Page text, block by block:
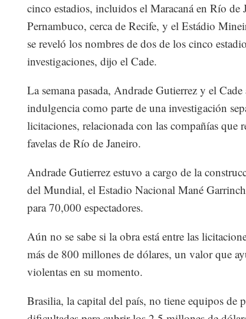
cinco estadios, incluidos el Maracaná en Río de
Pernambuco, cerca de Recife, y el Estádio
se reveló los nombres de dos de los cinco
investigaciones, dijo el Cade.
La semana pasada, Andrade Gutierrez y el
indulgencia como parte de una investigación
licitaciones, relacionada con las compañías que
favelas de Río de Janeiro.
Andrade Gutierrez estuvo a cargo de la
del Mundial, el Estadio Nacional Mané
para 70,000 espectadores.
Aún no se sabe si la obra está entre las
más de 800 millones de dólares, un valor que
violentas en su momento.
Brasilia, la capital del país, no tiene equipos de